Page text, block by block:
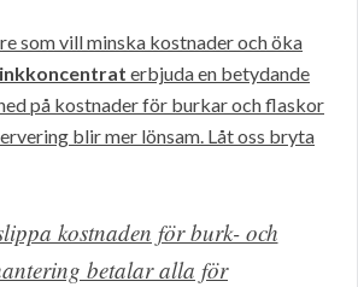
som vill minska kostnader och öka
erbjuda en betydande
på kostnader för burkar och flaskor
blir mer lönsam. Låt oss bryta
kostnaden för burk- och
betalar alla för